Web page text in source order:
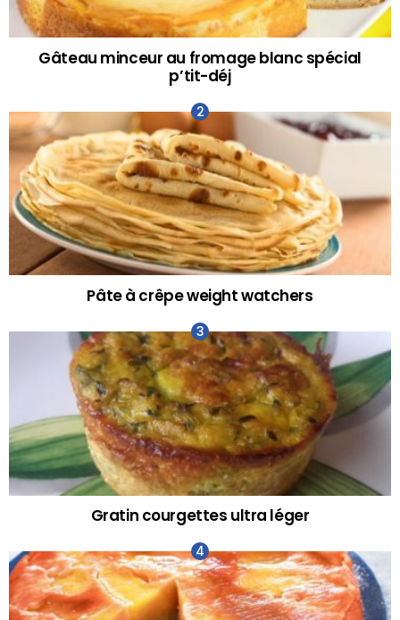
Gâteau minceur au fromage blanc spécial
p’tit-déj
Pâte à crêpe weight watchers
Gratin courgettes ultra léger